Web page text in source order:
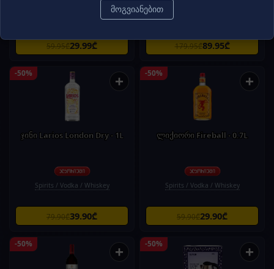
59.95₾29.99₾ 179.95₾89.95₾
-50% +
ჯინი Larios London Dry - 1L
Spirits / Vodka / Whiskey
79.90₾39.90₾
-50% +
ლიქიორი Fireball - 0.7L
Spirits / Vodka / Whiskey
59.90₾29.90₾
-50% + -50% +
მოგვიანებით